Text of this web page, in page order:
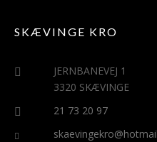
SKÆVINGE KRO
JERNBANEVEJ 1
3320 SKÆVINGE
21 73 20 97